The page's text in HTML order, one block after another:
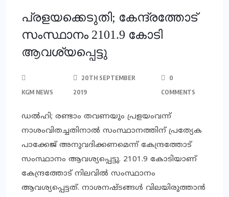
പ്രളയക്കെടുതി; കേന്ദ്രത്തോട്
സംസ്ഥാനം 2101.9 കോടി
ആവശ്യപ്പെട്ടു
KGM NEWS
20TH SEPTEMBER
2019
0
COMMENTS
ഡല്‍ഹി; രണ്ടാം തവണയും പ്രളയംവന്ന്
നാശംവിതച്ചതിനാല്‍ സംസ്ഥാനത്തിന് പ്രത്യേക
പാക്കേജ് അനുവദിക്കണമെന്ന് കേന്ദ്രത്തോട്
സംസ്ഥാനം ആവശ്യപ്പെട്ടു. 2101.9 കോടിയാണ്
കേന്ദ്രത്തോട് നിലവില്‍ സംസ്ഥാനം
ആവശ്യപ്പെട്ടത്. നാശനഷ്ടങ്ങള്‍ വിലയിരുത്താന്‍